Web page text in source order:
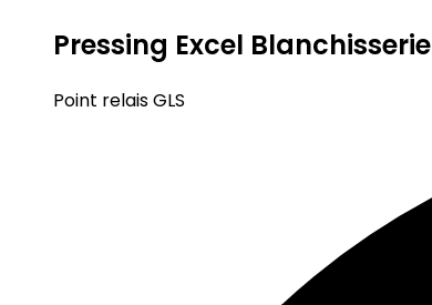
Pressing Excel Blanchisserie
Point relais GLS